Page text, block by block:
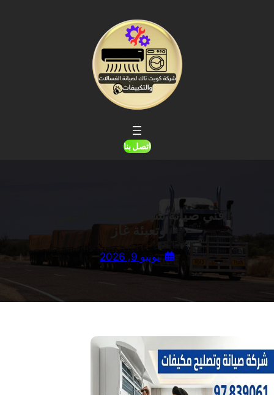
اتصل بنا
فني صيانة شيلر مكيفات الجهراء
وتعبئة غاز
يونيو 9, 2026